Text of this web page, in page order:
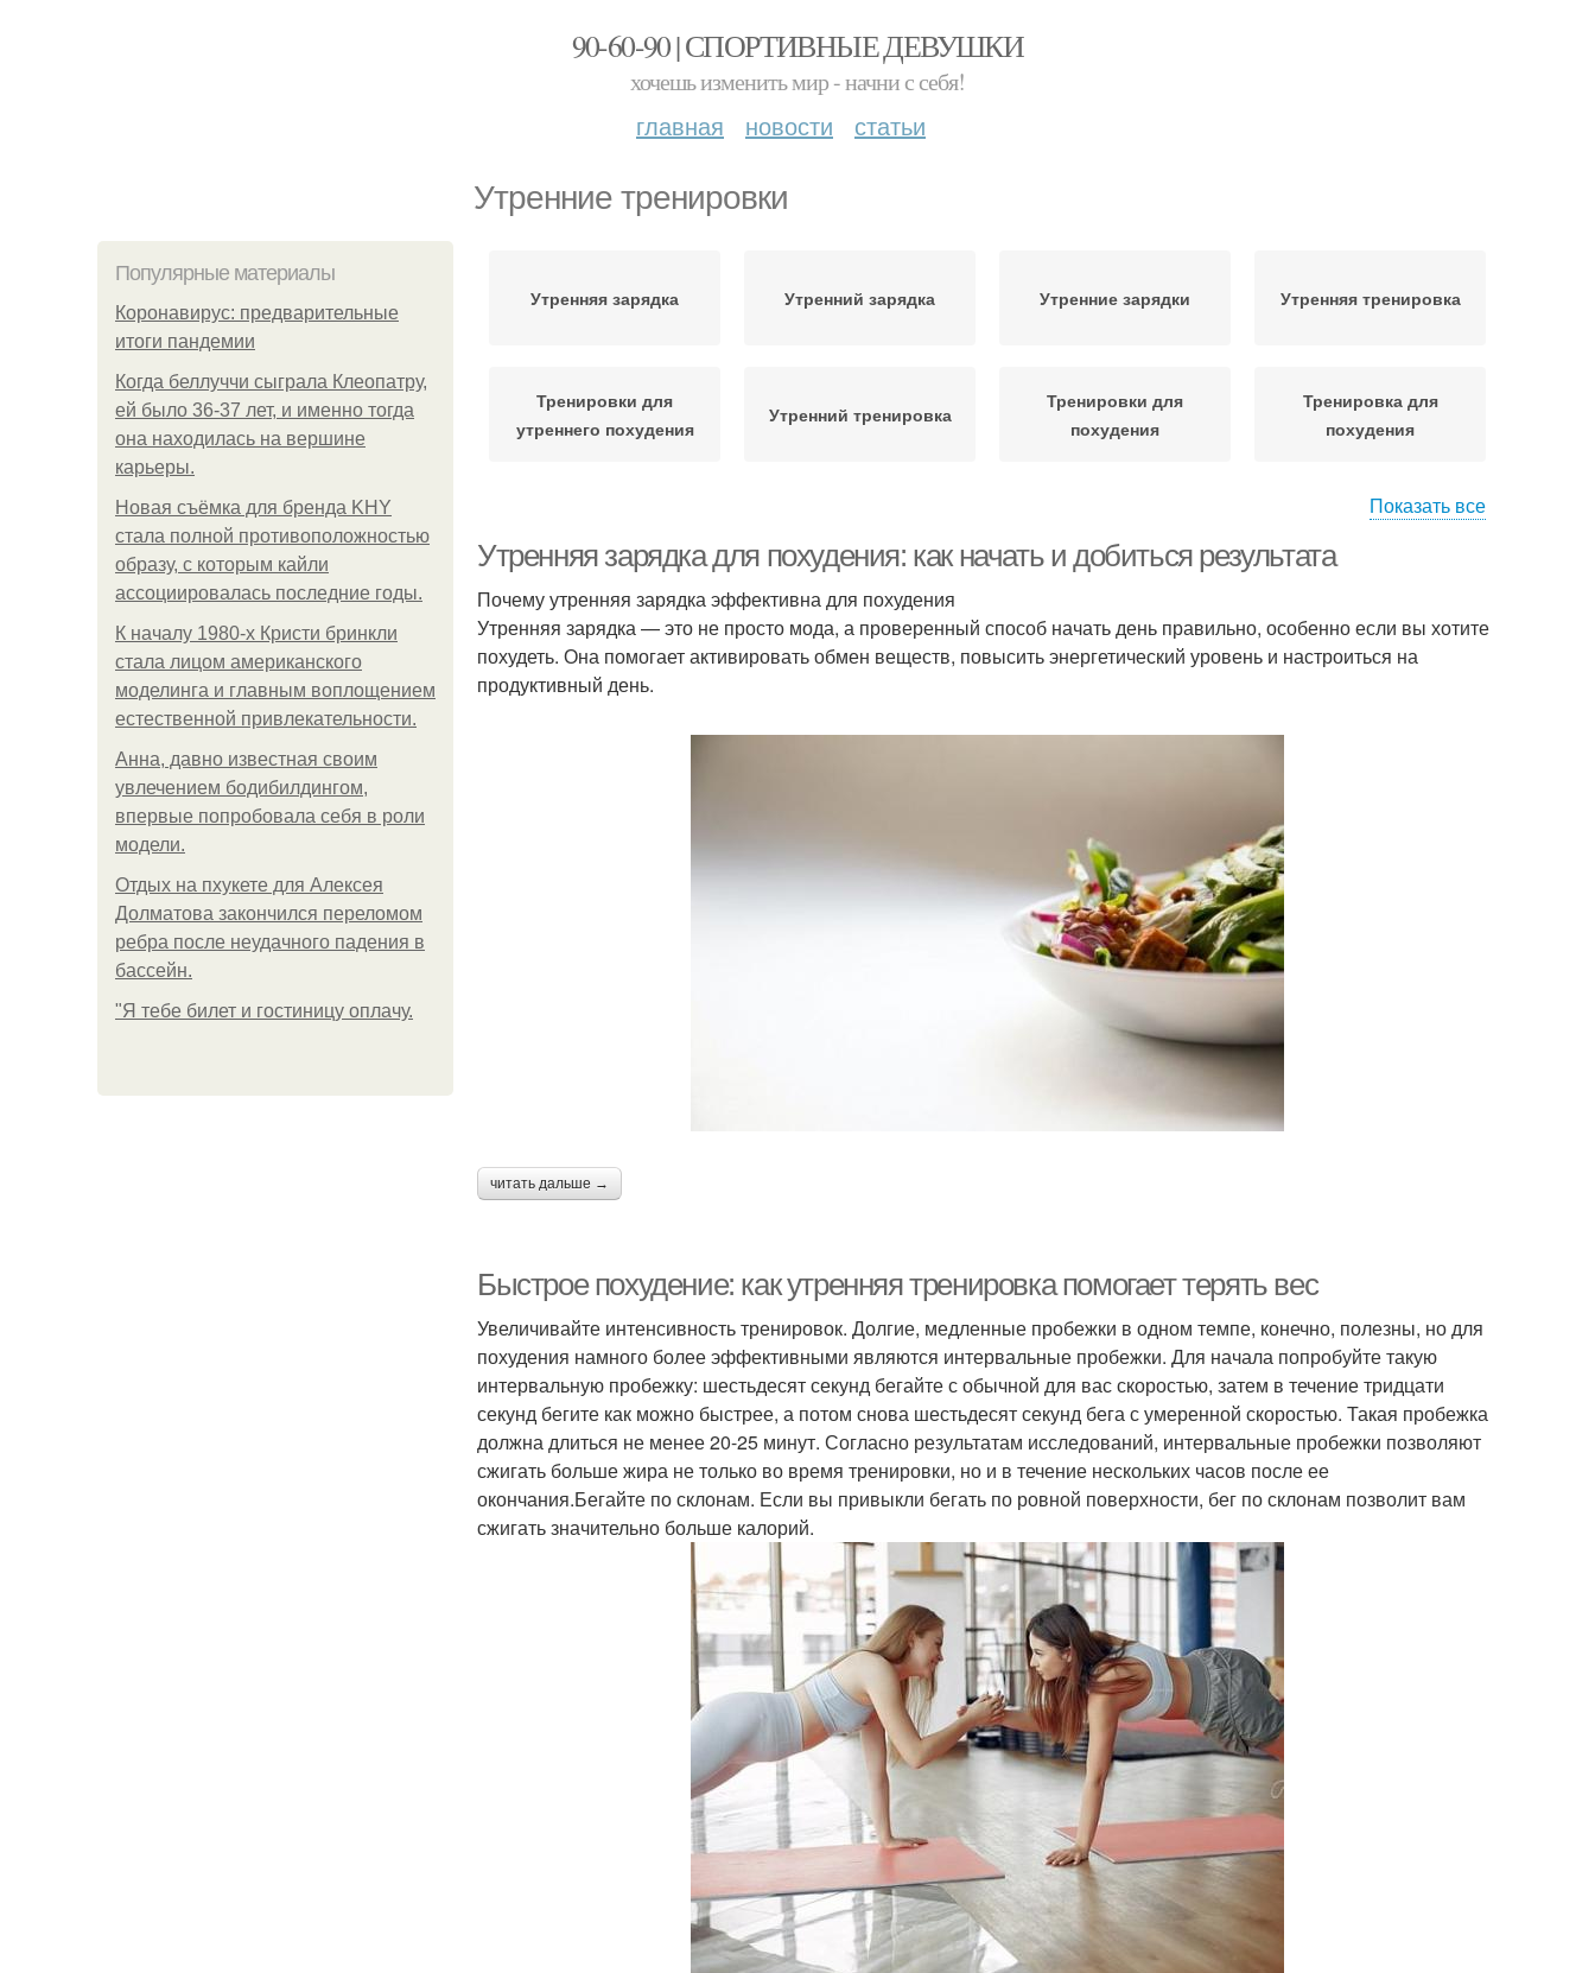
90-60-90 | СПОРТИВНЫЕ ДЕВУШКИ
хочешь изменить мир - начни с себя!
главная новости статьи
Утренние тренировки
Популярные материалы
Коронавирус: предварительные
итоги пандемии
Когда беллуччи сыграла Клеопатру,
ей было 36-37 лет, и именно тогда
она находилась на вершине
карьеры.
Новая съёмка для бренда KHY
стала полной противоположностью
образу, с которым кайли
ассоциировалась последние годы.
К началу 1980-х Кристи бринкли
стала лицом американского
моделинга и главным воплощением
естественной привлекательности.
Анна, давно известная своим
увлечением бодибилдингом,
впервые попробовала себя в роли
модели.
Отдых на пхукете для Алексея
Долматова закончился переломом
ребра после неудачного падения в
бассейн.
"Я тебе билет и гостиницу оплачу.
Утренняя зарядка Утренний зарядка Утренние зарядки Утренняя тренировка
Тренировки для
утреннего похудения
Утренний тренировка
Тренировки для
похудения
Тренировка для
похудения
тренировки
Показать все
Утренняя зарядка для похудения: как начать и добиться результата
Почему утренняя зарядка эффективна для похудения
Утренняя зарядка — это не просто мода, а проверенный способ начать день правильно, особенно если вы хотите
похудеть. Она помогает активировать обмен веществ, повысить энергетический уровень и настроиться на
продуктивный день.
читать дальше →
Быстрое похудение: как утренняя тренировка помогает терять вес
Увеличивайте интенсивность тренировок. Долгие, медленные пробежки в одном темпе, конечно, полезны, но для
похудения намного более эффективными являются интервальные пробежки. Для начала попробуйте такую
интервальную пробежку: шестьдесят секунд бегайте с обычной для вас скоростью, затем в течение тридцати
секунд бегите как можно быстрее, а потом снова шестьдесят секунд бега с умеренной скоростью. Такая пробежка
должна длиться не менее 20-25 минут. Согласно результатам исследований, интервальные пробежки позволяют
сжигать больше жира не только во время тренировки, но и в течение нескольких часов после ее
окончания.Бегайте по склонам. Если вы привыкли бегать по ровной поверхности, бег по склонам позволит вам
сжигать значительно больше калорий.